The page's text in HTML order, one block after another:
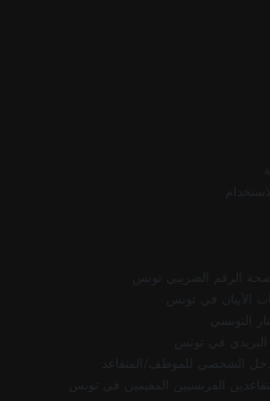
الرقم الضريبي تونس
الآيبان في تونس
التونسي
في تونس
الشخصي للموظف/المتقاعد
الفرنسيين المقيمين في تونس